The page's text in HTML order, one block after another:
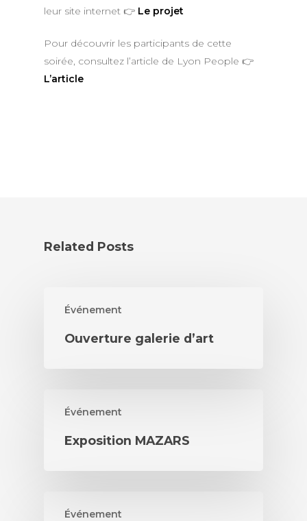
leur site internet 👉 Le projet
Pour découvrir les participants de cette
soirée, consultez l’article de Lyon People 👉
L’article
Related Posts
Événement
Ouverture galerie d’art
Événement
Exposition MAZARS
Événement